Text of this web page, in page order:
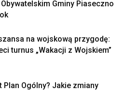
Gminy Piaseczno
na wojskową przygodę:
turnus „Wakacji z Wojskiem”
Plan Ogólny? Jakie zmiany